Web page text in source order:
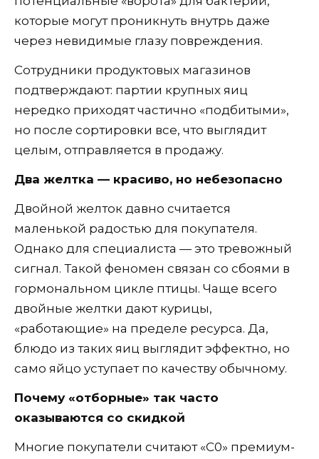
которые могут проникнуть внутрь даже
через невидимые глазу повреждения.
Сотрудники продуктовых магазинов
подтверждают: партии крупных яиц
нередко приходят частично «подбитыми»,
но после сортировки все, что выглядит
целым, отправляется в продажу.
Два желтка — красиво, но небезопасно
Двойной желток давно считается
маленькой радостью для покупателя.
Однако для специалиста — это тревожный
сигнал. Такой феномен связан со сбоями в
гормональном цикле птицы. Чаще всего
двойные желтки дают курицы,
«работающие» на пределе ресурса. Да,
блюдо из таких яиц выглядит эффектно, но
само яйцо уступает по качеству обычному.
Почему «отборные» так часто
оказываются со скидкой
Многие покупатели считают «С0» премиум-